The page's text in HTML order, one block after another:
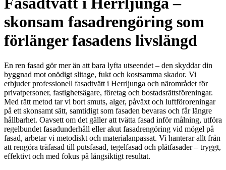
skonsam fasadrengöring som
förlänger fasadens livslängd
En ren fasad gör mer än att bara lyfta utseendet – den skyddar din
byggnad mot onödigt slitage, fukt och kostsamma skador. Vi
erbjuder professionell fasadtvätt i Herrljunga och närområdet för
privatpersoner, fastighetsägare, företag och bostadsrättsföreningar.
Med rätt metod tar vi bort smuts, alger, påväxt och luftföroreningar
på ett skonsamt sätt, samtidigt som fasaden bevaras och får längre
hållbarhet. Oavsett om det gäller att tvätta fasad inför målning, utföra
regelbundet fasadunderhåll eller akut fasadrengöring vid mögel på
fasad, arbetar vi metodiskt och materialanpassat. Vi hanterar allt från
att rengöra träfasad till putsfasad, tegelfasad och plåtfasader – tryggt,
effektivt och med fokus på långsiktigt resultat.